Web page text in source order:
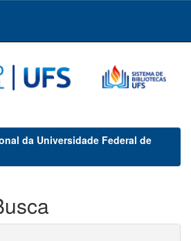
da Universidade Federal de